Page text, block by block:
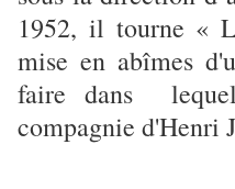
1952, il tourne «
mise en abîmes
faire dans
compagnie d'Henri